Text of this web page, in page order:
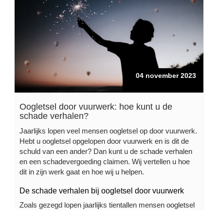
04 november 2023
Oogletsel door vuurwerk: hoe kunt u de
schade verhalen?
Jaarlijks lopen veel mensen oogletsel op door vuurwerk.
Hebt u oogletsel opgelopen door vuurwerk en is dit de
schuld van een ander? Dan kunt u de schade verhalen
en een schadevergoeding claimen. Wij vertellen u hoe
dit in zijn werk gaat en hoe wij u helpen.
De schade verhalen bij oogletsel door vuurwerk
Zoals gezegd lopen jaarlijks tientallen mensen oogletsel